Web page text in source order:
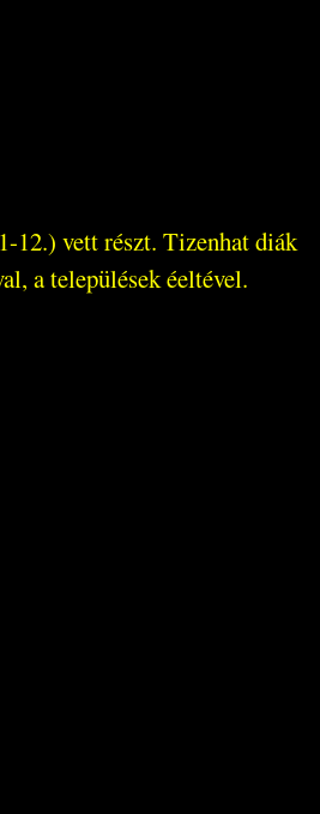
12.) vett részt. Tizenhat diák
a települések éeltével.